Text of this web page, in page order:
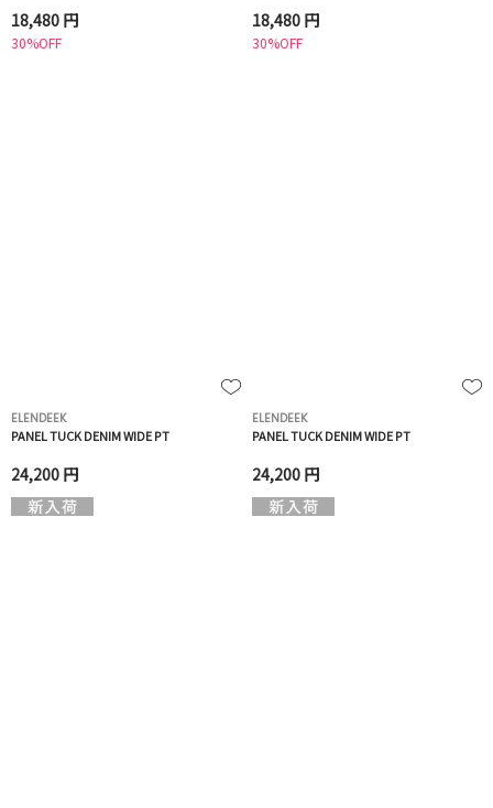
18,480 円
30%OFF
18,480 円
30%OFF
ELENDEEK
PANEL TUCK DENIM WIDE PT
24,200 円
ELENDEEK
PANEL TUCK DENIM WIDE PT
24,200 円